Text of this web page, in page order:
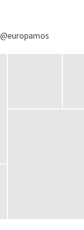
@europamos